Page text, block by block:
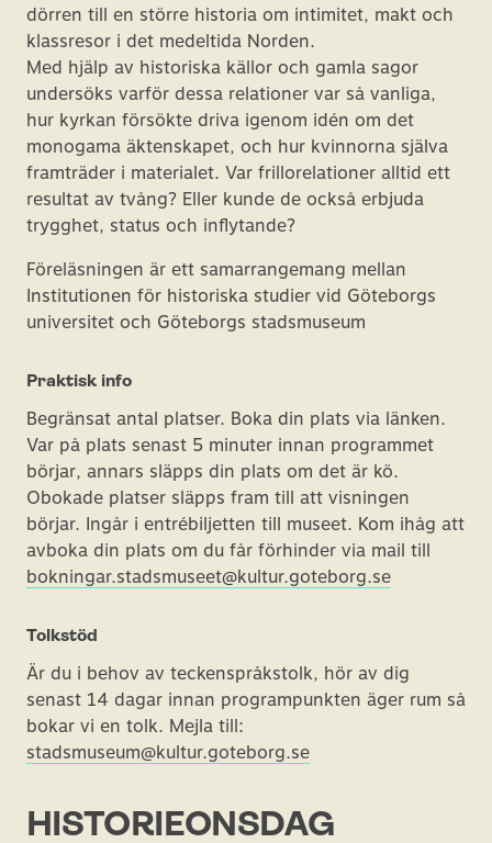
dörren till en större historia om intimitet, makt och
klassresor i det medeltida Norden.
Med hjälp av historiska källor och gamla sagor
undersöks varför dessa relationer var så vanliga,
hur kyrkan försökte driva igenom idén om det
monogama äktenskapet, och hur kvinnorna själva
framträder i materialet. Var frillorelationer alltid ett
resultat av tvång? Eller kunde de också erbjuda
trygghet, status och inflytande?
Föreläsningen är ett samarrangemang mellan
Institutionen för historiska studier vid Göteborgs
universitet och Göteborgs stadsmuseum
Praktisk info
Begränsat antal platser. Boka din plats via länken.
Var på plats senast 5 minuter innan programmet
börjar, annars släpps din plats om det är kö.
Obokade platser släpps fram till att visningen
börjar. Ingår i entrébiljetten till museet. Kom ihåg att
avboka din plats om du får förhinder via mail till
bokningar.stadsmuseet@kultur.goteborg.se
Tolkstöd
Är du i behov av teckenspråkstolk, hör av dig
senast 14 dagar innan programpunkten äger rum så
bokar vi en tolk. Mejla till:
stadsmuseum@kultur.goteborg.se
HISTORIEONSDAG